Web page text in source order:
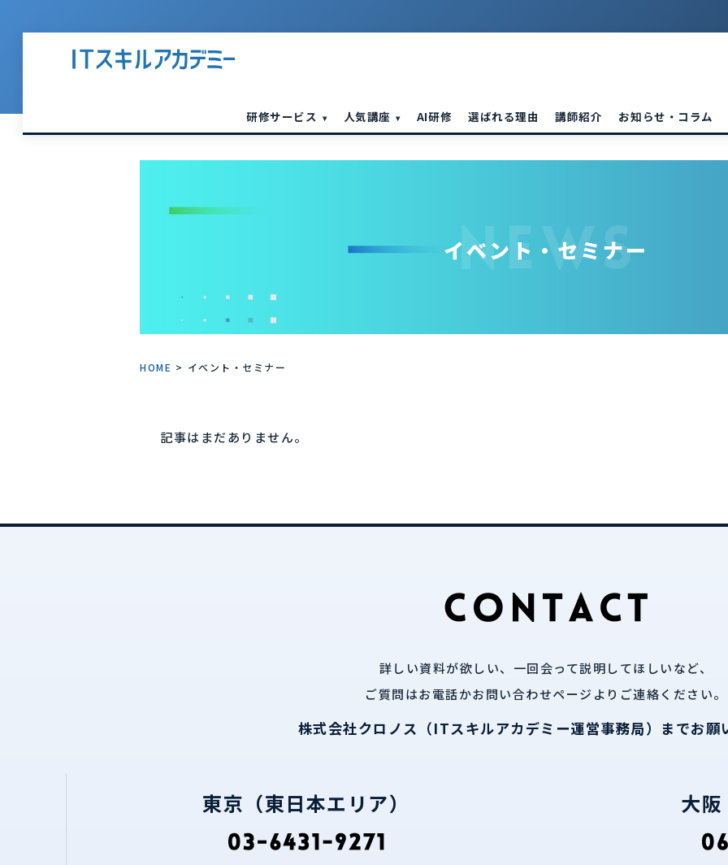
研修サービス ▾ 人気講座 ▾ AI研修 選ばれる理由 講師紹介 お知らせ・コラム
イベント・セミナー
HOME > イベント・セミナー
記事はまだありません。
詳しい資料が欲しい、一回会って説明してほしいなど、
ご質問はお電話かお問い合わせページよりご連絡ください。
株式会社クロノス（ITスキルアカデミー運営事務局）までお願
東京（東日本エリア） 大阪